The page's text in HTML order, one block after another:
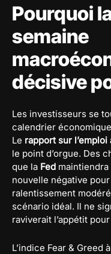
Pourquoi
semaine
décisive
Les investisseurs se
calendrier
Le rapport sur
le point d’orgue. Des
que la Fed
nouvelle négative
ralentissement
scénario idéal. Il ne
raviverait l’appétit
L’indice Fear & Greed à